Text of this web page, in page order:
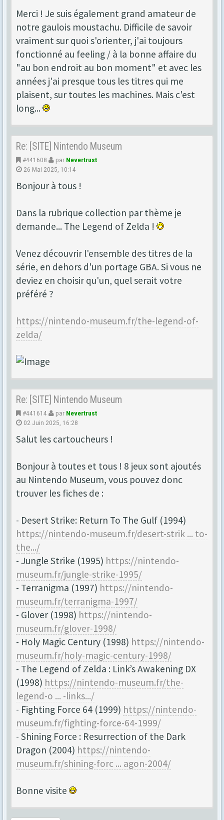
Merci ! Je suis également grand amateur de
notre gaulois moustachu. Difficile de savoir
vraiment sur quoi s'orienter, j'ai toujours
fonctionné au feeling / à la bonne affaire du
"au bon endroit au bon moment" et avec les
années j'ai presque tous les titres qui me
plaisent, sur toutes les machines. Mais c'est
long...
Re: [SITE] Nintendo Museum
#441608 par Nevertrust
26 Mai 2025, 10:14
Bonjour à tous !
Dans la rubrique collection par thème je
demande... The Legend of Zelda !
Venez découvrir l'ensemble des titres de la
série, en dehors d'un portage GBA. Si vous ne
deviez en choisir qu'un, quel serait votre
préféré ?
https://nintendo-museum.fr/the-legend-of-
zelda/
Re: [SITE] Nintendo Museum
#441614 par Nevertrust
02 Juin 2025, 16:28
Salut les cartoucheurs !
Bonjour à toutes et tous ! 8 jeux sont ajoutés
au Nintendo Museum, vous pouvez donc
trouver les fiches de :
- Desert Strike: Return To The Gulf (1994)
https://nintendo-museum.fr/desert-strik ... to-
the.../
- Jungle Strike (1995) https://nintendo-
museum.fr/jungle-strike-1995/
- Terranigma (1997) https://nintendo-
museum.fr/terranigma-1997/
- Glover (1998) https://nintendo-
museum.fr/glover-1998/
- Holy Magic Century (1998) https://nintendo-
museum.fr/holy-magic-century-1998/
- The Legend of Zelda : Link’s Awakening DX
(1998) https://nintendo-museum.fr/the-
legend-o ... -links.../
- Fighting Force 64 (1999) https://nintendo-
museum.fr/fighting-force-64-1999/
- Shining Force : Resurrection of the Dark
Dragon (2004) https://nintendo-
museum.fr/shining-forc ... agon-2004/
Bonne visite